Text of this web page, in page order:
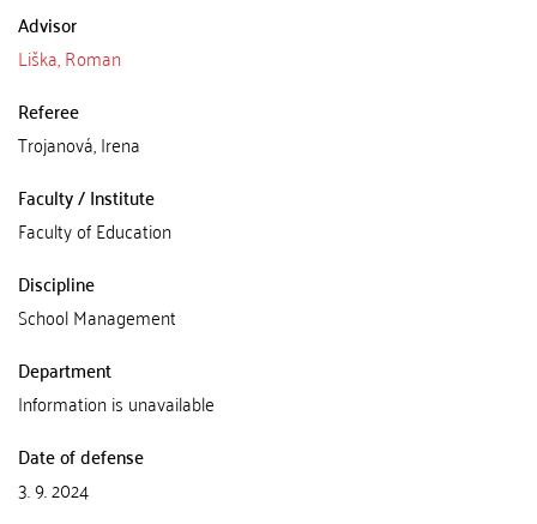
Advisor
Liška, Roman
Referee
Trojanová, Irena
Faculty / Institute
Faculty of Education
Discipline
School Management
Department
Information is unavailable
Date of defense
3. 9. 2024